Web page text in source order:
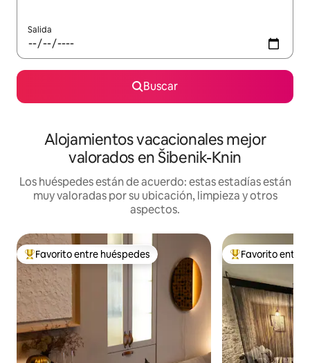
Salida
Buscar
Alojamientos vacacionales mejor
valorados en Šibenik-Knin
Los huéspedes están de acuerdo: estas estadías están
muy valoradas por su ubicación, limpieza y otros
aspectos.
Favorito entre huéspedes preferido
Favorito entre huéspedes Favorito entre
Favorito entre